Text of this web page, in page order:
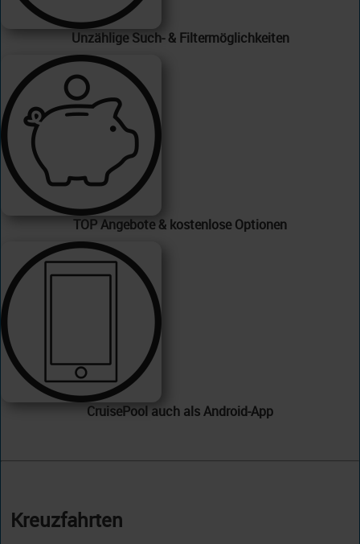
Unzählige Such- & Filtermöglichkeiten
TOP Angebote & kostenlose Optionen
CruisePool auch als Android-App
Kreuzfahrten